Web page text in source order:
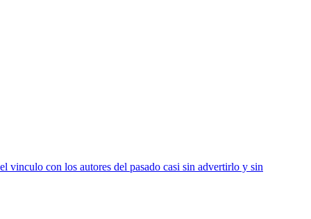
vinculo con los autores del pasado casi sin advertirlo y sin